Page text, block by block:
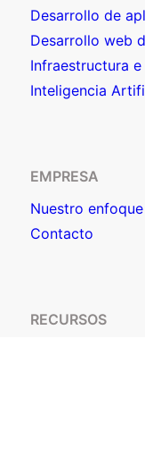
Desarrollo de
Desarrollo web
Infraestructura
Inteligencia
EMPRESA
Nuestro enfoque
Contacto
RECURSOS